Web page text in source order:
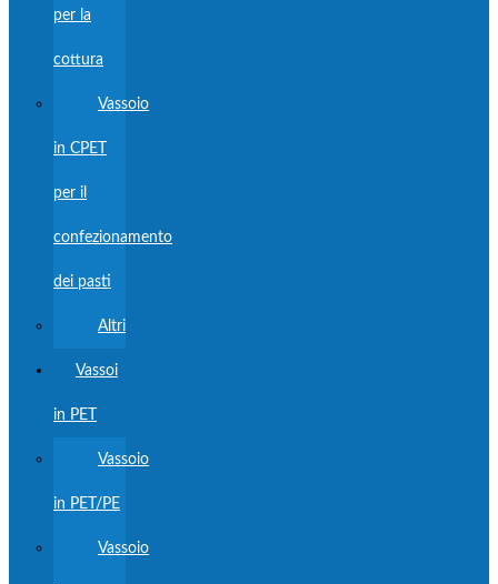
per la
cottura
Vassoio
in CPET
per il
confezionamento
dei pasti
Altri
Vassoi
in PET
Vassoio
in PET/PE
Vassoio